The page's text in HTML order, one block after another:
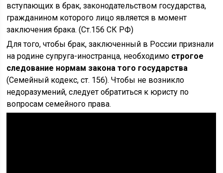
вступающих в брак, законодательством государства,
гражданином которого лицо является в момент
заключения брака. (Ст.156 СК РФ)
Для того, чтобы брак, заключенный в России признали
на родине супруга-иностранца, необходимо строгое
следование нормам закона того государства
(Семейный кодекс, ст. 156). Чтобы не возникло
недоразумений, следует обратиться к юристу по
вопросам семейного права.